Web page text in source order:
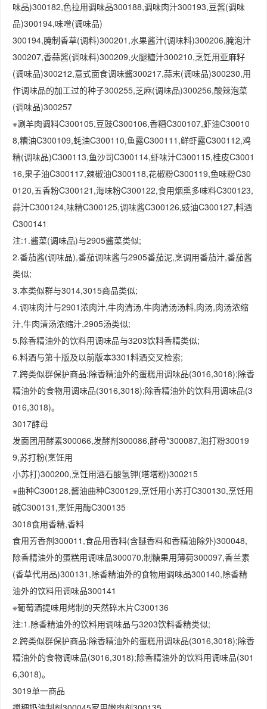
味品)300182,色拉用调味品300188,调味肉汁300193,豆酱(调味
品)300194,味噌(调味品)
300194,腌制香草(调料)300201,水果酱汁(调味料)300206,腌泡汁
300207,香蒜酱(调味料)300209,火腿糖汁300210,烹饪用亚麻籽
(调味品)300212,意式面食调味酱300217,蒜末(调味品)300230,用
作调味品的加工过的种子300255,芝麻(调味品)300256,酸辣泡菜
(调味品)300257
※涮羊肉调料C300105,豆豉C300106,香糟C300107,虾油C30010
8,糟油C300109,蚝油C300110,鱼露C300111,鲜虾露C300112,鸡
精(调味品)C300113,鱼沙司C300114,虾味汁C300115,桂皮C3001
16,果子油C300117,辣椒油C300118,花椒粉C300119,鱼味粉C30
0120,五香粉C300121,海味粉C300122,食用烟熏多味料C300123,
蒜汁C300124,味精C300125,调味酱C300126,豉油C300127,料酒
C300141
注:1.酱菜(调味品)与2905酱菜类似;
2.番茄酱(调味品),番茄调味酱与2905番茄泥,烹调用番茄汁,番茄酱
类似;
3.本类似群与3014,3015商品类似;
4.调味肉汁与2901浓肉汁,牛肉清汤,牛肉清汤汤料,肉汤,肉汤浓缩
汁,牛肉清汤浓缩汁,2905汤类似;
5.除香精油外的饮料用调味品与3203饮料香精类似;
6.料酒与第十版及以前版本3301料酒交叉检索;
7.跨类似群保护商品:除香精油外的蛋糕用调味品(3016,3018);除香
精油外的食物用调味品(3016,3018);除香精油外的饮料用调味品(3
016,3018)。
3017酵母
发面团用酵素300066,发酵剂300086,酵母*300087,泡打粉30019
9,苏打粉(烹饪用
小苏打)300200,烹饪用酒石酸氢钾(塔塔粉)300215
※曲种C300128,酱油曲种C300129,烹饪用小苏打C300130,烹饪用
碱C300131,烹饪用酶C300135
3018食用香精,香料
食用芳香剂300011,食品用香料(含醚香料和香精油除外)300048,
除香精油外的蛋糕用调味品300070,制糖果用薄荷300097,香兰素
(香草代用品)300131,除香精油外的食物用调味品300140,除香精
油外的饮料用调味品300141
※葡萄酒提味用烤制的天然碎木片C300136
注:1.除香精油外的饮料用调味品与3203饮料香精类似;
2.跨类似群保护商品:除香精油外的蛋糕用调味品(3016,3018);除香
精油外的食物调味品(3016,3018);除香精油外的饮料用调味品(301
6,3018)。
3019单一商品